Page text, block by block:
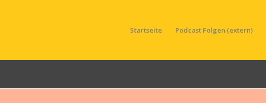
Startseite Podcast Folgen (extern)